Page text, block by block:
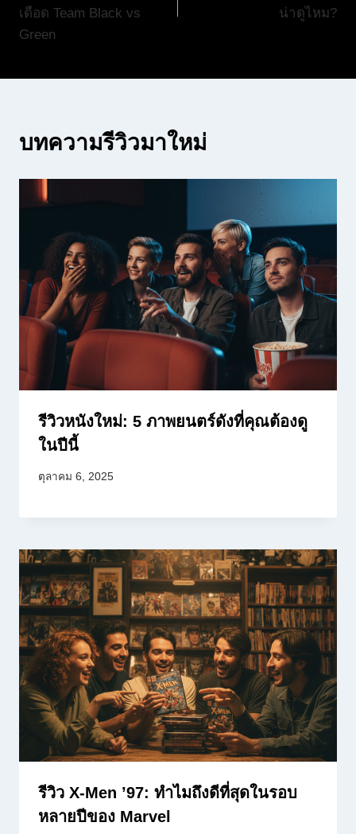
เดือด Team Black vs
Green
น่าดูไหม?
บทความรีวิวมาใหม่
รีวิวหนังใหม่: 5 ภาพยนตร์ดังที่คุณต้องดู
ในปีนี้
ตุลาคม 6, 2025
รีวิว X-Men ’97: ทำไมถึงดีที่สุดในรอบ
หลายปีของ Marvel